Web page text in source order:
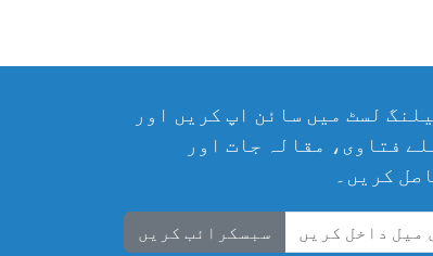
لسٹ میں سائن اپ کریں اور
فتاوی، مقالہ جات اور
کریں۔
سبسکرائب کریں